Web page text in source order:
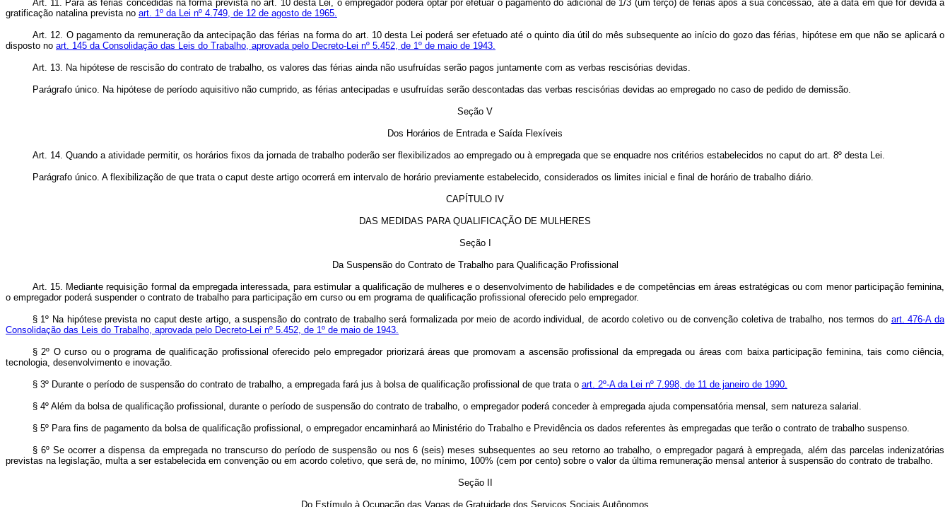
Art. 11. Para as férias concedidas na forma prevista no art. 10 desta Lei, o empregador poderá optar por efetuar o pagamento do adicional de 1/3 (um terço) de férias após a sua concessão, até a data em que for devida a
gratificação natalina prevista no art. 1º da Lei nº 4.749, de 12 de agosto de 1965.
Art. 12. O pagamento da remuneração da antecipação das férias na forma do art. 10 desta Lei poderá ser efetuado até o quinto dia útil do mês subsequente ao início do gozo das férias, hipótese em que não se aplicará o
disposto no art. 145 da Consolidação das Leis do Trabalho, aprovada pelo Decreto-Lei nº 5.452, de 1º de maio de 1943.
Art. 13. Na hipótese de rescisão do contrato de trabalho, os valores das férias ainda não usufruídas serão pagos juntamente com as verbas rescisórias devidas.
Parágrafo único. Na hipótese de período aquisitivo não cumprido, as férias antecipadas e usufruídas serão descontadas das verbas rescisórias devidas ao empregado no caso de pedido de demissão.
Seção V
Dos Horários de Entrada e Saída Flexíveis
Art. 14. Quando a atividade permitir, os horários fixos da jornada de trabalho poderão ser flexibilizados ao empregado ou à empregada que se enquadre nos critérios estabelecidos no caputdo art. 8º desta Lei.
Parágrafo único. A flexibilização de que trata o caputdeste artigo ocorrerá em intervalo de horário previamente estabelecido, considerados os limites inicial e final de horário de trabalho diário.
CAPÍTULO IV
DAS MEDIDAS PARA QUALIFICAÇÃO DE MULHERES
Seção I
Da Suspensão do Contrato de Trabalho para Qualificação Profissional
Art. 15. Mediante requisição formal da empregada interessada, para estimular a qualificação de mulheres e o desenvolvimento de habilidades e de competências em áreas estratégicas ou com menor participação feminina,
o empregador poderá suspender o contrato de trabalho para participação em curso ou em programa de qualificação profissional oferecido pelo empregador.
§ 1º Na hipótese prevista no caputdeste artigo, a suspensão do contrato de trabalho será formalizada por meio de acordo individual, de acordo coletivo ou de convenção coletiva de trabalho, nos termos do art. 476-A da
Consolidação das Leis do Trabalho, aprovada pelo Decreto-Lei nº 5.452, de 1º de maio de 1943.
§ 2º O curso ou o programa de qualificação profissional oferecido pelo empregador priorizará áreas que promovam a ascensão profissional da empregada ou áreas com baixa participação feminina, tais como ciência,
tecnologia, desenvolvimento e inovação.
§ 3º Durante o período de suspensão do contrato de trabalho, a empregada fará jus à bolsa de qualificação profissional de que trata o art. 2º-A da Lei nº 7.998, de 11 de janeiro de 1990.
§ 4º Além da bolsa de qualificação profissional, durante o período de suspensão do contrato de trabalho, o empregador poderá conceder à empregada ajuda compensatória mensal, sem natureza salarial.
§ 5º Para fins de pagamento da bolsa de qualificação profissional, o empregador encaminhará ao Ministério do Trabalho e Previdência os dados referentes às empregadas que terão o contrato de trabalho suspenso.
§ 6º Se ocorrer a dispensa da empregada no transcurso do período de suspensão ou nos 6 (seis) meses subsequentes ao seu retorno ao trabalho, o empregador pagará à empregada, além das parcelas indenizatórias
previstas na legislação, multa a ser estabelecida em convenção ou em acordo coletivo, que será de, no mínimo, 100% (cem por cento) sobre o valor da última remuneração mensal anterior à suspensão do contrato de trabalho.
Seção II
Do Estímulo à Ocupação das Vagas de Gratuidade dos Serviços Sociais Autônomos